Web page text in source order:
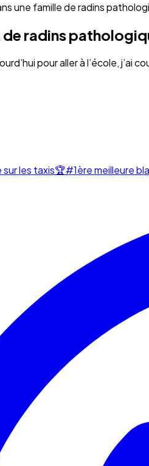
une famille de radins
de radins
pour aller à l’école,
les taxis🏆#1ère meilleure